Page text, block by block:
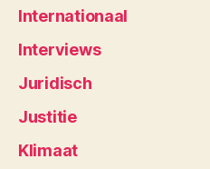
Internationaal
Interviews
Juridisch
Justitie
Klimaat